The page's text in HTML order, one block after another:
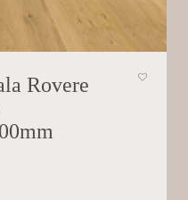
Rovere